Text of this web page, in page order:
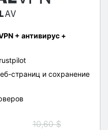
+ антивирус +
страниц и сохранение
10,60 $